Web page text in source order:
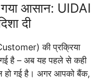
आसान: UIDAI
दी
की प्रक्रिया
है – अब यह पहले से कही
हो गई है। अगर आपको बैंक,